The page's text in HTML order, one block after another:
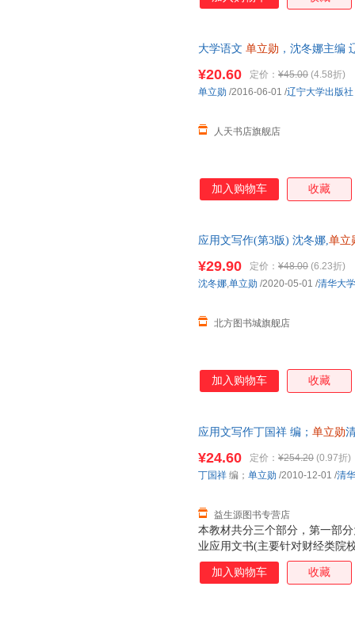
大学语文 单立勋 ，沈冬娜主编
¥20.60 定价： ¥45.00 (4.58折)
人天书店旗舰店
单立勋 /2016-06-01 /辽宁大学出版社
加入购物车 收藏
应用文写作(第3版) 沈冬娜,单立
¥29.90 定价： ¥48.00 (6.23折)
北方图书城旗舰店
沈冬娜,单立勋 /2020-05-01 /清华大
加入购物车 收藏
应用文写作丁国祥 编； 单立勋
本教材共分三个部分，第一部
业应用文书(主要针对财经类院
材涵盖了应用文文种49个，细
写法等，还设计了文体沿革小
¥24.60 定价： ¥254.20 (0.97折)
益生源图书专营店
丁国祥 编； 单立勋 /2010-12-01 /清
加入购物车 收藏